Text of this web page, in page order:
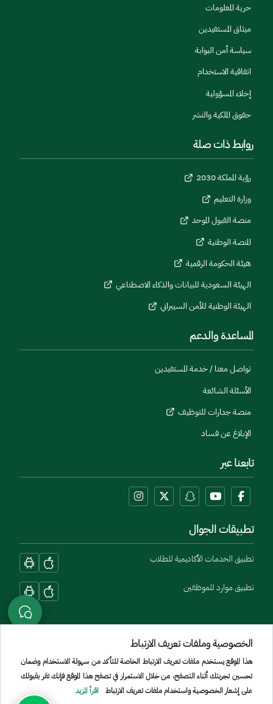
حرية المعلومات
ميثاق المستفيدين
سياسة أمن البوابة
اتفاقية الاستخدام
إخلاء المسؤولية
حقوق الملكية والنشر
روابط ذات صلة
رؤية المملكة 2030
وزارة التعليم
منصة القبول الموحد
المنصة الوطنية
هيئة الحكومة الرقمية
الهيئة السعودية للبيانات والذكاء الاصطناعي
الهيئة الوطنية للأمن السيبراني
المساعدة والدعم
تواصل معنا / خدمة المستفيدين
الأسئلة الشائعة
منصة جدارات للتوظيف
الإبلاغ عن فساد
تابعنا عبر
تطبيقات الجوال
تطبيق الخدمات الأكاديمية للطلاب
تطبيق موارد للموظفين
Menu Copyright
الشروط والأحكام سياسة الخصوصيةالموقع الجغرافيخريطة الموقع
الخصوصية وملفات تعريف الارتباط
هذا الموقع يستخدم ملفات تعريف الارتباط الخاصة للتأكد من سهولة الاستخدام وضمان
تحسين تجربتك أثناء التصفح، من خلال الاستمرار في تصفح هذا الموقع فإنك تقر بقبولك
على إشعار الخصوصية واستخدام ملفات تعريف الارتباط
اقرأ المزيد